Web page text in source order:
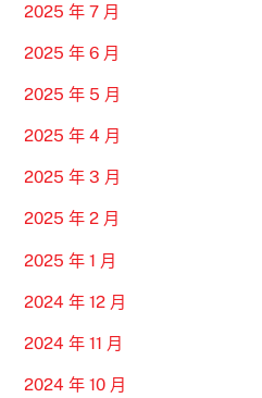
2025 年 7 月
2025 年 6 月
2025 年 5 月
2025 年 4 月
2025 年 3 月
2025 年 2 月
2025 年 1 月
2024 年 12 月
2024 年 11 月
2024 年 10 月